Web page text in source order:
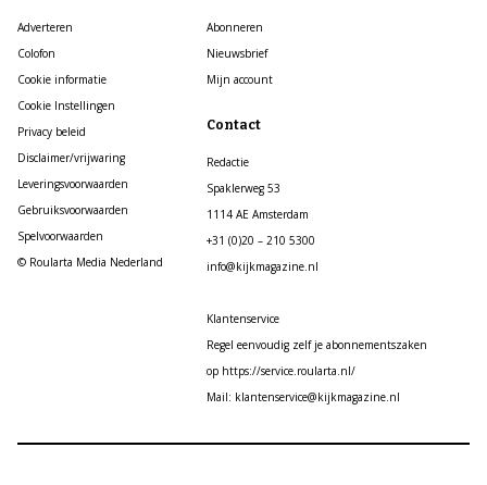
Adverteren
Colofon
Cookie informatie
Cookie Instellingen
Privacy beleid
Disclaimer/vrijwaring
Leveringsvoorwaarden
Gebruiksvoorwaarden
Spelvoorwaarden
© Roularta Media Nederland
Abonneren
Nieuwsbrief
Mijn account
Contact
Redactie
Spaklerweg 53
1114 AE Amsterdam
+31 (0)20 – 210 5300
info@kijkmagazine.nl
Klantenservice
Regel eenvoudig zelf je abonnementszaken
op https://service.roularta.nl/
Mail: klantenservice@kijkmagazine.nl